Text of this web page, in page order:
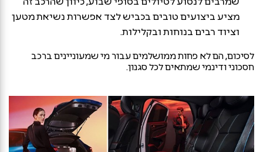
מציע ביצועים טובים בכביש לצד אפשרות נשיאת מטען
וציוד רבים בנוחות ובקלילות.
לסיכום, הם לא פחות ממושלמים עבור מי שמעוניינים ברכב
חסכוני ודינמי שמתאים לכל סגנון.